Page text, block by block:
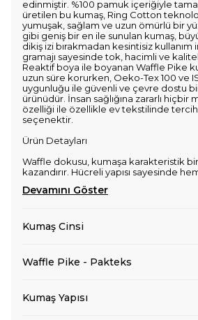
edinmiştir. %100 pamuk içeriğiyle
üretilen bu kumaş, Ring Cotton
yumuşak, sağlam ve uzun ömürlü bir
gibi geniş bir en ile sunulan kumaş,
dikiş izi bırakmadan kesintisiz kullanım
gramajı sayesinde tok, hacimli ve
Reaktif boya ile boyanan Waffle Pike
uzun süre korurken, Oeko-Tex 100 ve
uygunluğu ile güvenli ve çevre dostu bir
ürünüdür. İnsan sağlığına zararlı
özelliği ile özellikle ev tekstilinde
seçenektir.
Ürün Detayları
Waffle dokusu, kumaşa karakteristik
kazandırır. Hücreli yapısı sayesinde
Devamını Göster
Kumaş Cinsi
Waffle Pike - Pakteks
Kumaş Yapısı